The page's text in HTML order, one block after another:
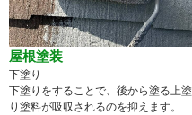
屋根塗装
下塗り
下塗りをすることで、後から塗る上塗
り塗料が吸収されるのを抑えます。